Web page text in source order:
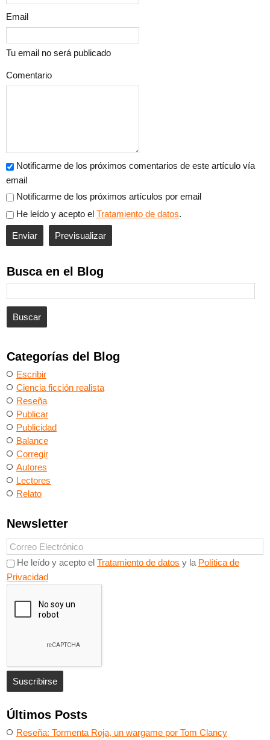
Busca en el Blog
Categorías del Blog
Escribir
Ciencia ficción realista
Reseña
Publicar
Publicidad
Balance
Corregir
Autores
Lectores
Relato
Newsletter
He leído y acepto el Tratamiento de datos y la Política de
Privacidad
Últimos Posts
Reseña: Tormenta Roja, un wargame por Tom Clancy
Email
Tu email no será publicado
Comentario
Notificarme de los próximos comentarios de este artículo vía
email
Notificarme de los próximos artículos por email
He leído y acepto el Tratamiento de datos.